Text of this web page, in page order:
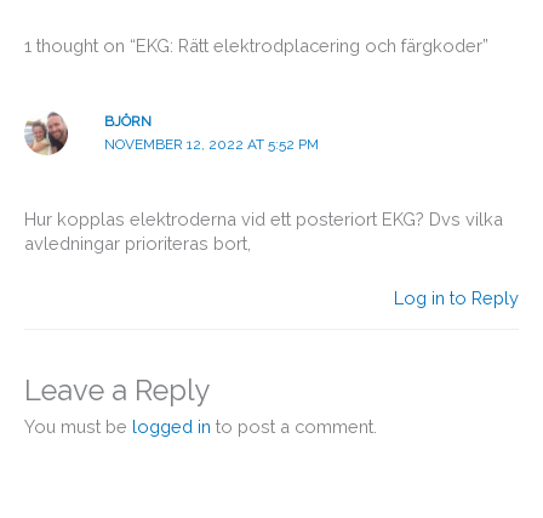
1 thought on “EKG: Rätt elektrodplacering och färgkoder”
BJÖRN
NOVEMBER 12, 2022 AT 5:52 PM
Hur kopplas elektroderna vid ett posteriort EKG? Dvs vilka
avledningar prioriteras bort,
Log in to Reply
Leave a Reply
You must be logged in to post a comment.